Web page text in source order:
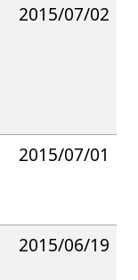
2015/07/02
2015/07/01
2015/06/19